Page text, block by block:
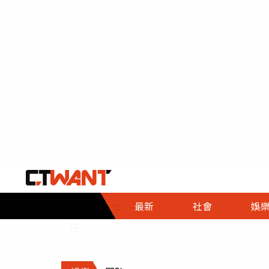
::: 最新 社會
社會首頁
時事
調查
娛樂
娛樂首頁
即時
財經首頁
熱線
政